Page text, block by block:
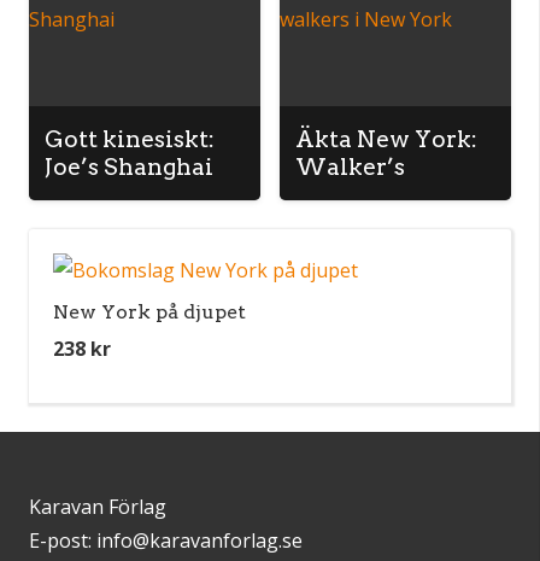
Gott kinesiskt:
Joe’s Shanghai
Äkta New York:
Walker’s
New York på djupet
238 kr
Karavan Förlag
E-post: info@karavanforlag.se